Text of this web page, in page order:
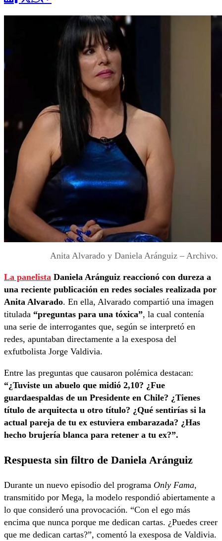
Anita Alvarado y Daniela Aránguiz – Archivo.
La panelista Daniela Aránguiz reaccionó con dureza a
una reciente publicación en redes sociales realizada por
Anita Alvarado. En ella, Alvarado compartió una imagen
titulada “preguntas para una tóxica”, la cual contenía
una serie de interrogantes que, según se interpretó en
redes, apuntaban directamente a la exesposa del
exfutbolista Jorge Valdivia.
Entre las preguntas que causaron polémica destacan:
“¿Tuviste un abuelo que midió 2,10? ¿Fue
guardaespaldas de un Presidente en Chile? ¿Tienes
título de arquitecta u otro título? ¿Qué sentirías si la
actual pareja de tu ex estuviera embarazada? ¿Has
hecho brujería blanca para retener a tu ex?”.
Respuesta sin filtro de Daniela Aránguiz
Durante un nuevo episodio del programa Only Fama,
transmitido por Mega, la modelo respondió abiertamente a
lo que consideró una provocación. “Con el ego más
encima que nunca porque me dedican cartas. ¿Puedes creer
que me dedican cartas?”, comentó la exesposa de Valdivia.